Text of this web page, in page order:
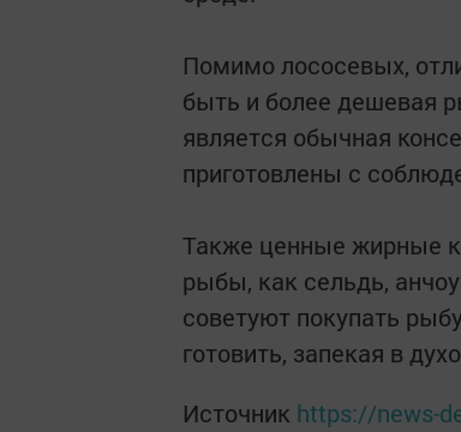
Помимо лососевых,
быть и более дешевая
является обычная
приготовлены с
Также ценные жирные
рыбы, как сельдь,
советуют покупать
готовить, запекая в
Источник https://news-